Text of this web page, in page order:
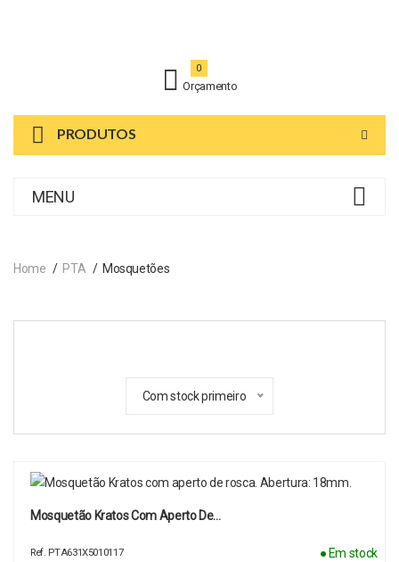
Orçamento
0
PRODUTOS
MENU
Home PTA Mosquetões
Com stock primeiro
Mosquetão Kratos Com Aperto De…
Ref. PTA631X5010117 ● Em stock